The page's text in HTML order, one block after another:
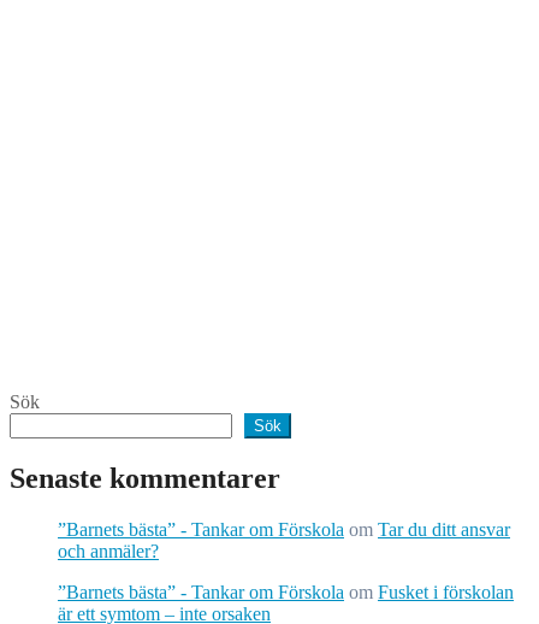
Sök
Sök
Senaste kommentarer
”Barnets bästa” - Tankar om Förskola om Tar du ditt ansvar
och anmäler?
”Barnets bästa” - Tankar om Förskola om Fusket i förskolan
är ett symtom – inte orsaken